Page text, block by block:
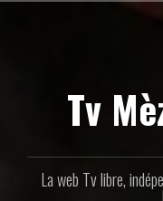
Tv
La web Tv libre,